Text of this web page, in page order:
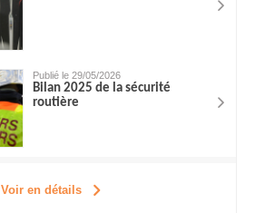
Publié le 29/05/2026
Bilan 2025 de la sécurité
routière
Voir en détails